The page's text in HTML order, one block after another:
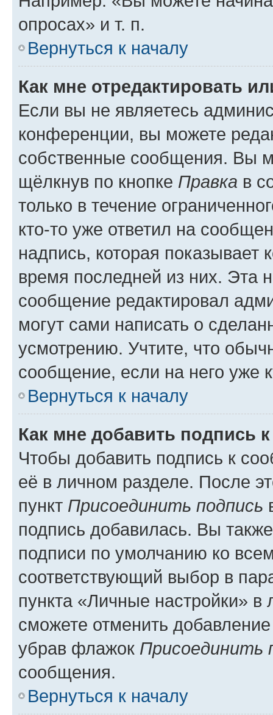
опросах» и т. п.
Вернуться к началу
Как мне отредактировать
Если вы не являетесь
конференции, вы можете
собственные сообщения. Вы
щёлкнув по кнопке Правка в
только в течение
кто-то уже ответил на
надпись, которая показывает
время последней из них. Эта
сообщение редактировал
могут сами написать о
усмотрению. Учтите, что
сообщение, если на него уже
Вернуться к началу
Как мне добавить подпись
Чтобы добавить подпись к
её в личном разделе. После
пункт Присоединить подпись
подпись добавилась. Вы
подписи по умолчанию ко
соответствующий выбор в
пункта «Личные настройки»
сможете отменить
убрав флажок Присоединить
сообщения.
Вернуться к началу